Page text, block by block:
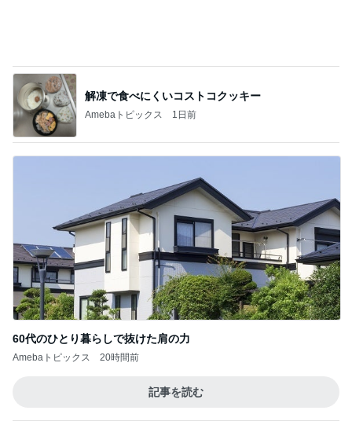
Amebaトピックス 1時間前
古村比呂 届いた無農薬野菜や果物
Amebaトピックス 1日前
Amebaトピックス 1日前